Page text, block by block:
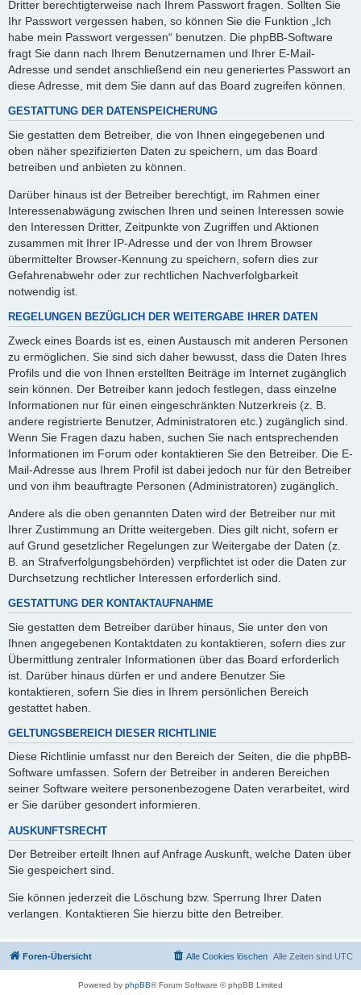
Dritter berechtigterweise nach Ihrem Passwort fragen. Sollten Sie
Ihr Passwort vergessen haben, so können Sie die Funktion „Ich
habe mein Passwort vergessen“ benutzen. Die phpBB-Software
fragt Sie dann nach Ihrem Benutzernamen und Ihrer E-Mail-
Adresse und sendet anschließend ein neu generiertes Passwort an
diese Adresse, mit dem Sie dann auf das Board zugreifen können.
GESTATTUNG DER DATENSPEICHERUNG
Sie gestatten dem Betreiber, die von Ihnen eingegebenen und
oben näher spezifizierten Daten zu speichern, um das Board
betreiben und anbieten zu können.
Darüber hinaus ist der Betreiber berechtigt, im Rahmen einer
Interessenabwägung zwischen Ihren und seinen Interessen sowie
den Interessen Dritter, Zeitpunkte von Zugriffen und Aktionen
zusammen mit Ihrer IP-Adresse und der von Ihrem Browser
übermittelter Browser-Kennung zu speichern, sofern dies zur
Gefahrenabwehr oder zur rechtlichen Nachverfolgbarkeit
notwendig ist.
REGELUNGEN BEZÜGLICH DER WEITERGABE IHRER DATEN
Zweck eines Boards ist es, einen Austausch mit anderen Personen
zu ermöglichen. Sie sind sich daher bewusst, dass die Daten Ihres
Profils und die von Ihnen erstellten Beiträge im Internet zugänglich
sein können. Der Betreiber kann jedoch festlegen, dass einzelne
Informationen nur für einen eingeschränkten Nutzerkreis (z. B.
andere registrierte Benutzer, Administratoren etc.) zugänglich sind.
Wenn Sie Fragen dazu haben, suchen Sie nach entsprechenden
Informationen im Forum oder kontaktieren Sie den Betreiber. Die E-
Mail-Adresse aus Ihrem Profil ist dabei jedoch nur für den Betreiber
und von ihm beauftragte Personen (Administratoren) zugänglich.
Andere als die oben genannten Daten wird der Betreiber nur mit
Ihrer Zustimmung an Dritte weitergeben. Dies gilt nicht, sofern er
auf Grund gesetzlicher Regelungen zur Weitergabe der Daten (z.
B. an Strafverfolgungsbehörden) verpflichtet ist oder die Daten zur
Durchsetzung rechtlicher Interessen erforderlich sind.
GESTATTUNG DER KONTAKTAUFNAHME
Sie gestatten dem Betreiber darüber hinaus, Sie unter den von
Ihnen angegebenen Kontaktdaten zu kontaktieren, sofern dies zur
Übermittlung zentraler Informationen über das Board erforderlich
ist. Darüber hinaus dürfen er und andere Benutzer Sie
kontaktieren, sofern Sie dies in Ihrem persönlichen Bereich
gestattet haben.
GELTUNGSBEREICH DIESER RICHTLINIE
Diese Richtlinie umfasst nur den Bereich der Seiten, die die phpBB-
Software umfassen. Sofern der Betreiber in anderen Bereichen
seiner Software weitere personenbezogene Daten verarbeitet, wird
er Sie darüber gesondert informieren.
AUSKUNFTSRECHT
Der Betreiber erteilt Ihnen auf Anfrage Auskunft, welche Daten über
Sie gespeichert sind.
Sie können jederzeit die Löschung bzw. Sperrung Ihrer Daten
verlangen. Kontaktieren Sie hierzu bitte den Betreiber.
Foren-Übersicht Alle Zeiten sind UTC
Alle Cookies löschen
Powered by phpBB® Forum Software © phpBB Limited